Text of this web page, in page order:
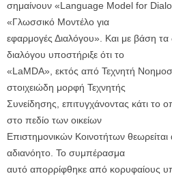
σημαίνουν «Language Model for
«Γλωσσικό Μοντέλο για
εφαρμογές Διαλόγου». Και με βάση
διαλόγου υποστήριξε ότι το
«LaMDA», εκτός από Τεχνητή
στοιχειώδη μορφή Τεχνητής
Συνείδησης, επιτυγχάνοντας κάτι το
στο πεδίο των οικείων
Επιστημονικών Κοινοτήτων
αδιανόητο. Το συμπέρασμα
αυτό απορρίφθηκε από κορυφαίους